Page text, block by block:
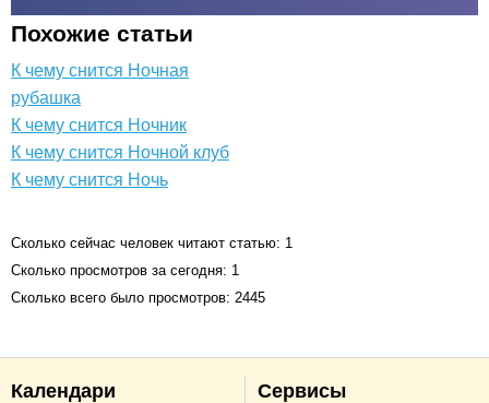
Похожие статьи
К чему снится Ночная
рубашка
К чему снится Ночник
К чему снится Ночной клуб
К чему снится Ночь
Сколько сейчас человек читают статью: 1
Сколько просмотров за сегодня: 1
Сколько всего было просмотров: 2445
Календари Сервисы